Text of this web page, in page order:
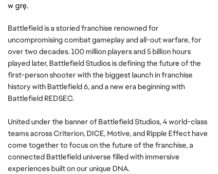
w grę.
Battlefield is a storied franchise renowned for
uncompromising combat gameplay and all-out warfare, for
over two decades. 100 million players and 5 billion hours
played later, Battlefield Studios is defining the future of the
first-person shooter with the biggest launch in franchise
history with Battlefield 6, and a new era beginning with
Battlefield REDSEC.
United under the banner of Battlefield Studios, 4 world-class
teams across Criterion, DICE, Motive, and Ripple Effect have
come together to focus on the future of the franchise, a
connected Battlefield universe filled with immersive
experiences built on our unique DNA.